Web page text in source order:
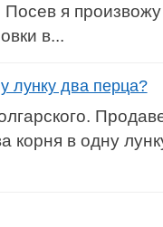
Посев я
в...
лунку два перца?
корня в одну